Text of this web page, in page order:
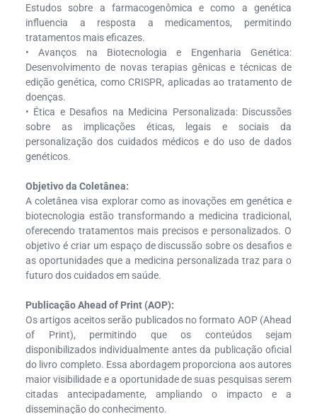
Estudos sobre a farmacogenômica e como a genética
influencia a resposta a medicamentos, permitindo
tratamentos mais eficazes.
• Avanços na Biotecnologia e Engenharia Genética:
Desenvolvimento de novas terapias gênicas e técnicas de
edição genética, como CRISPR, aplicadas ao tratamento de
doenças.
• Ética e Desafios na Medicina Personalizada: Discussões
sobre as implicações éticas, legais e sociais da
personalização dos cuidados médicos e do uso de dados
genéticos.
Objetivo da Coletânea:
A coletânea visa explorar como as inovações em genética e
biotecnologia estão transformando a medicina tradicional,
oferecendo tratamentos mais precisos e personalizados. O
objetivo é criar um espaço de discussão sobre os desafios e
as oportunidades que a medicina personalizada traz para o
futuro dos cuidados em saúde.
Publicação Ahead of Print (AOP):
Os artigos aceitos serão publicados no formato AOP (Ahead
of Print), permitindo que os conteúdos sejam
disponibilizados individualmente antes da publicação oficial
do livro completo. Essa abordagem proporciona aos autores
maior visibilidade e a oportunidade de suas pesquisas serem
citadas antecipadamente, ampliando o impacto e a
disseminação do conhecimento.